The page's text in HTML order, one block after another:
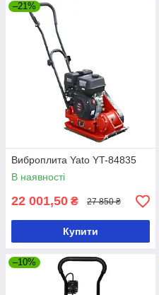
–21%
Виброплита Yato YT-84835
В наявності
22 001,50 ₴ 27 850 ₴
Купити
–10%